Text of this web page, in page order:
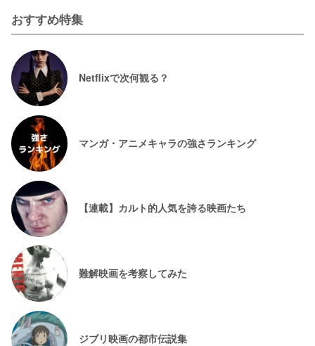
おすすめ特集
Netflixで次何観る？
マンガ・アニメキャラの強さランキング
【連載】カルト的人気を誇る映画たち
難解映画を考察してみた
ジブリ映画の都市伝説集